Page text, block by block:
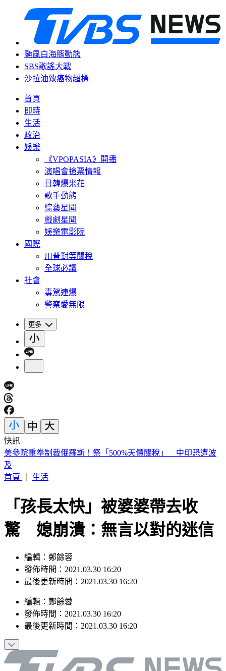
颱風白海豚動態
SBS歌謠大戰
沙拉油致癌物超標
首頁
即時
生活
政治
娛樂
《VPOPASIA》開播
演唱會搶票情報
日韓爆米花
歌手動態
綜藝星聞
戲劇星聞
娛樂電影院
國際
川普對等關稅
全球必讀
社會
毒駕連爆
警察愛無限
更多
快訊
白海豚颱風路徑擺盪！暴風圈不排除「籠罩北北基桃」勾到台
灣了
首頁
生活
「孩長太快」被婆婆帶去收
驚 媳崩潰：無言以對的迷信
編輯：鄭餘蓉
發佈時間：2021.03.30 16:20
最後更新時間：2021.03.30 16:20
編輯 ： 鄭餘蓉
發佈時間： 2021.03.30 16:20
最後更新時間： 2021.03.30 16:20